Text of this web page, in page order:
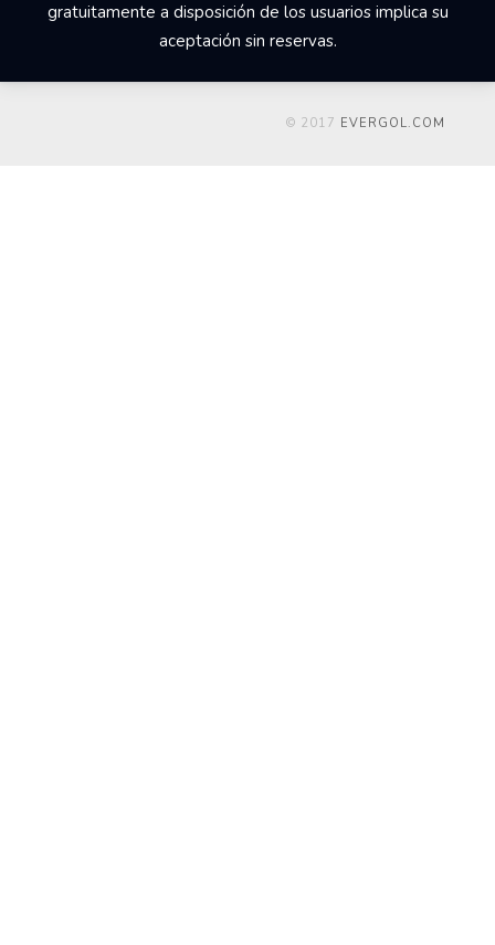
gratuitamente a disposición de los usuarios implica su
aceptación sin reservas.
© 2017 EVERGOL.COM